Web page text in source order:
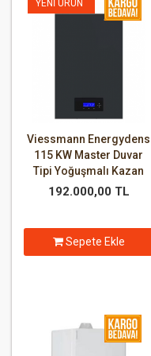
Viessmann Energydens
115 KW Master Duvar
Tipi Yoğuşmalı Kazan
YENI ÜRÜN
192.000,00 TL
Sepete Ekle